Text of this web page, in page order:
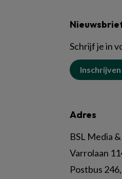
Schrijf je in
Inschrijven
Adres
BSL Media
Varrolaan
Postbus